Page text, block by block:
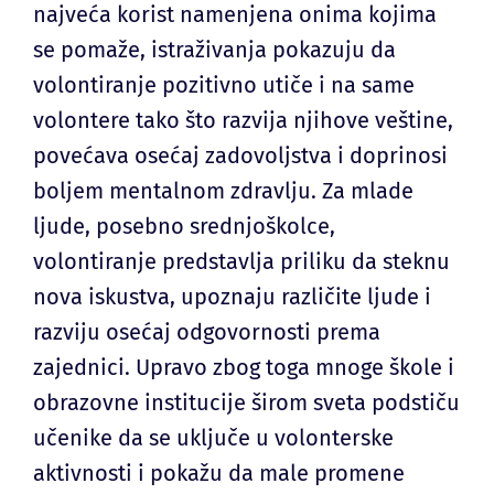
najveća korist namenjena onima kojima
se pomaže, istraživanja pokazuju da
volontiranje pozitivno utiče i na same
volontere tako što razvija njihove veštine,
povećava osećaj zadovoljstva i doprinosi
boljem mentalnom zdravlju. Za mlade
ljude, posebno srednjoškolce,
volontiranje predstavlja priliku da steknu
nova iskustva, upoznaju različite ljude i
razviju osećaj odgovornosti prema
zajednici. Upravo zbog toga mnoge škole i
obrazovne institucije širom sveta podstiču
učenike da se uključe u volonterske
aktivnosti i pokažu da male promene